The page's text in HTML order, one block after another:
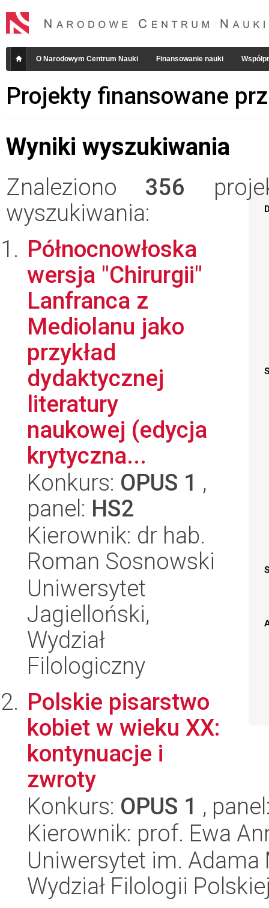
O Narodowym Centrum Nauki Finansowanie nauki
Projekty finansowane
Wyniki wyszukiwania
Znaleziono 356
wyszukiwania:
Północnowłoska
wersja "Chirurgii"
Lanfranca z
Mediolanu jako
przykład
dydaktycznej
literatury
naukowej (edycja
krytyczna...
Konkurs: OPUS 1 ,
panel: HS2
Kierownik: dr hab.
Roman Sosnowski
Uniwersytet
Jagielloński,
Wydział
Filologiczny
Polskie pisarstwo
kobiet w wieku XX:
kontynuacje i
zwroty
Konkurs: OPUS 1 ,
Kierownik: prof. Ewa
Uniwersytet im.
Wydział Filologii